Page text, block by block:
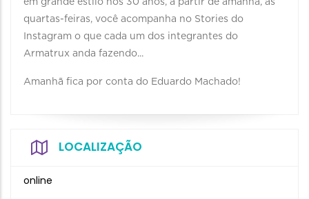
em grande estilo nos 30 anos, a partir de amanhã, às
quartas-feiras, você acompanha no Stories do
Instagram o que cada um dos integrantes do
Armatrux anda fazendo...
Amanhã fica por conta do Eduardo Machado!
LOCALIZAÇÃO
online